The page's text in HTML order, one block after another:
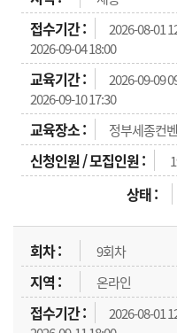
2026-08-01
2026-09-04 18:00
2026-09-09
2026-09-10 17:30
정부세종컨
9회차
온라인
2026-08-01